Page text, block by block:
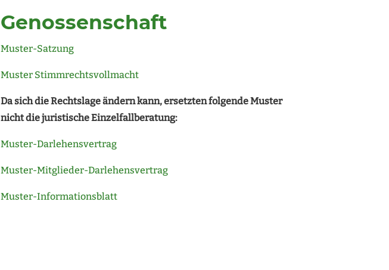
Genossenschaft
Muster-Satzung
Muster Stimmrechtsvollmacht
Da sich die Rechtslage ändern kann, ersetzten folgende Muster
nicht die juristische Einzelfallberatung:
Muster-Darlehensvertrag
Muster-Mitglieder-Darlehensvertrag
Muster-Informationsblatt